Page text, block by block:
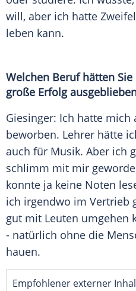
will, aber ich hatte
leben kann.
Welchen Beruf hätten
große Erfolg
Giesinger: Ich hatte mich
beworben. Lehrer hätte
auch für Musik. Aber ich
schlimm mit mir
konnte ja keine Noten
ich irgendwo im Vertrieb
gut mit Leuten umgehen
- natürlich ohne die
hauen.
Empfohlener externer